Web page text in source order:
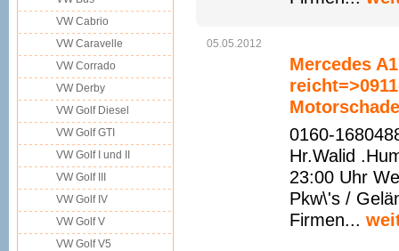
05.05.2012
Mercedes
0160-
Hr.Walid
23:00 Uhr
Pkw\'s /
Firmen...
VW Cabrio
VW Caravelle
VW Corrado
VW Derby
VW Golf Diesel
VW Golf GTI
VW Golf I und II
VW Golf III
VW Golf IV
VW Golf V
VW Golf V5